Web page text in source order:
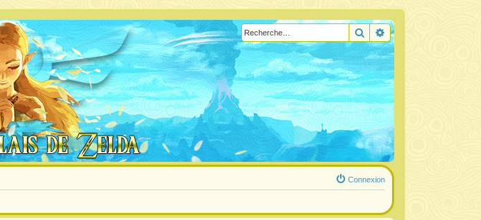
RechercherRecherche avancée
Connexion